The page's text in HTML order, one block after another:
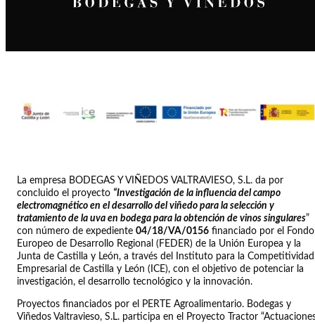
La empresa BODEGAS Y VIÑEDOS VALTRAVIESO, S.L. da por
concluido el proyecto “Investigación de la influencia del campo
electromagnético en el desarrollo del viñedo para la selección y
tratamiento de la uva en bodega para la obtención de vinos singulares”
con número de expediente 04/18/VA/0156 financiado por el Fondo
Europeo de Desarrollo Regional (FEDER) de la Unión Europea y la
Junta de Castilla y León, a través del Instituto para la Competitividad
Empresarial de Castilla y León (ICE), con el objetivo de potenciar la
investigación, el desarrollo tecnológico y la innovación.
Proyectos financiados por el PERTE Agroalimentario. Bodegas y
Viñedos Valtravieso, S.L. participa en el Proyecto Tractor